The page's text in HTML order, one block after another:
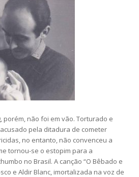
porém, não foi em vão. Torturado e
pela ditadura de cometer
no entanto, não convenceu a
tornou-se o estopim para a
no Brasil. A canção “O Bêbado e
e Aldir Blanc, imortalizada na voz de